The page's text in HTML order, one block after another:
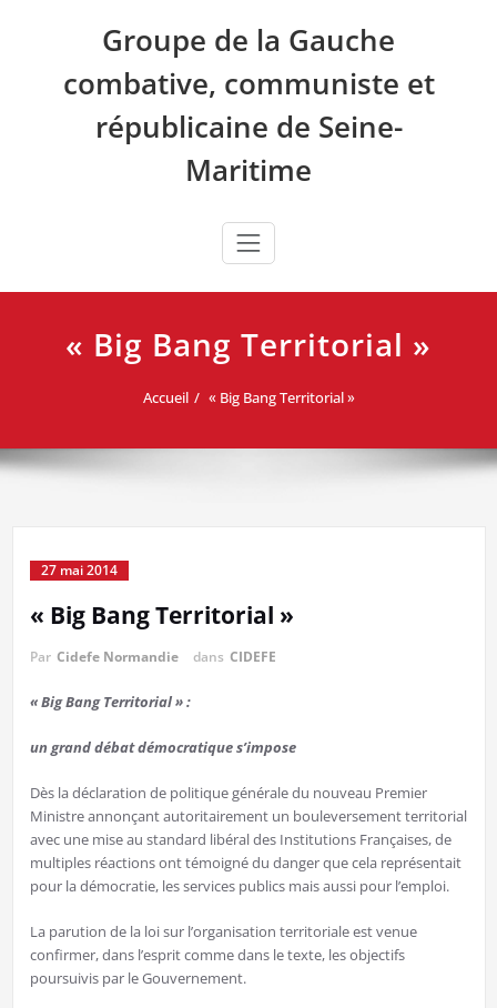
Groupe de la Gauche
combative, communiste et
républicaine de Seine-
Maritime
« Big Bang Territorial »
Accueil « Big Bang Territorial »
27 mai 2014
« Big Bang Territorial »
Par Cidefe Normandie dans CIDEFE
« Big Bang Territorial » :
un grand débat démocratique s’impose
Dès la déclaration de politique générale du nouveau Premier
Ministre annonçant autoritairement un bouleversement territorial
avec une mise au standard libéral des Institutions Françaises, de
multiples réactions ont témoigné du danger que cela représentait
pour la démocratie, les services publics mais aussi pour l’emploi.
La parution de la loi sur l’organisation territoriale est venue
confirmer, dans l’esprit comme dans le texte, les objectifs
poursuivis par le Gouvernement.